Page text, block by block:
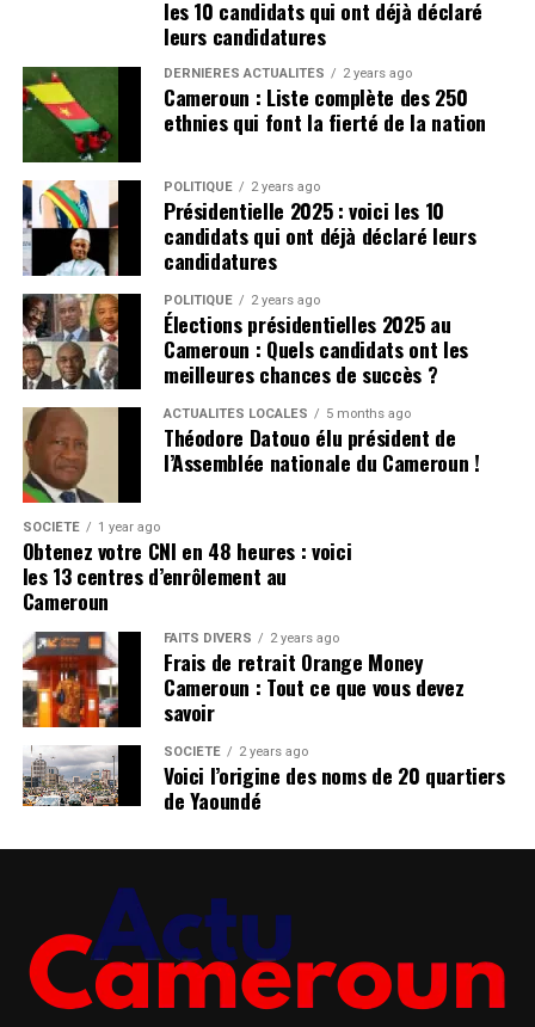
les 10 candidats qui ont déjà déclaré
leurs candidatures
DERNIÈRES ACTUALITÉS 2 years ago
Cameroun : Liste complète des 250
ethnies qui font la fierté de la nation
POLITIQUE 2 years ago
Présidentielle 2025 : voici les 10
candidats qui ont déjà déclaré leurs
candidatures
POLITIQUE 2 years ago
Élections présidentielles 2025 au
Cameroun : Quels candidats ont les
meilleures chances de succès ?
ACTUALITÉS LOCALES 5 months ago
Théodore Datouo élu président de
l’Assemblée nationale du Cameroun !
SOCIÉTÉ 1 year ago
Obtenez votre CNI en 48 heures : voici
les 13 centres d’enrôlement au
Cameroun
FAITS DIVERS 2 years ago
Frais de retrait Orange Money
Cameroun : Tout ce que vous devez
savoir
SOCIÉTÉ 2 years ago
Voici l’origine des noms de 20 quartiers
de Yaoundé